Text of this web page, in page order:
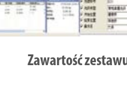
Zawartość